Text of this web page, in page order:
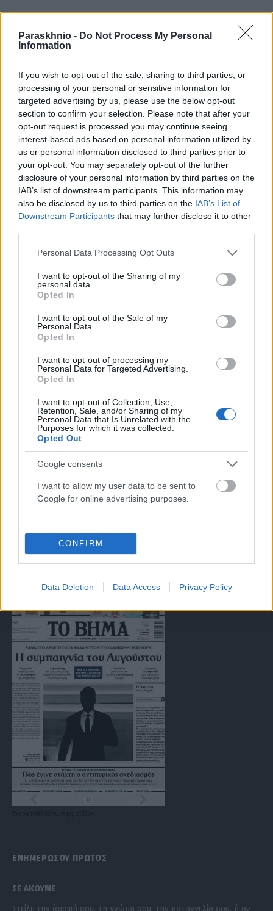
Paraskhnio - Do Not Process My Personal
Information
If you wish to opt-out of the sale, sharing to third parties, or
processing of your personal or sensitive information for
targeted advertising by us, please use the below opt-out
section to confirm your selection. Please note that after your
opt-out request is processed you may continue seeing
interest-based ads based on personal information utilized by
us or personal information disclosed to third parties prior to
your opt-out. You may separately opt-out of the further
disclosure of your personal information by third parties on the
IAB’s list of downstream participants. This information may
also be disclosed by us to third parties on the IAB’s List of
Downstream Participants that may further disclose it to other
Please note that this website/app uses one or more Google
not limited to your visit or usage behaviour. You may click to
grant or deny consent to Google and its third-party tags to
use your data for below specified purposes in below Google
consent section.
Personal Data Processing Opt Outs
I want to opt-out of the Sharing of my
personal data.
Opted In
I want to opt-out of the Sale of my
Personal Data.
Opted In
I want to opt-out of processing my
Personal Data for Targeted Advertising.
Opted In
I want to opt-out of Collection, Use,
Retention, Sale, and/or Sharing of my
Personal Data that Is Unrelated with the
Purposes for which it was collected.
Opted Out
Google consents
I want to allow my user data to be sent to
Google for online advertising purposes.
CONFIRM
Data Deletion Data Access Privacy Policy
ΣΧΕΤΙΚΑ ΜΕ ΕΜΑΣ
Η εταιρεία με την επωνυμία “POLITICAL MEDIA GROUP A.E.” και κατ’
συμμορφώνονται με τη Σύσταση (ΕΕ) 2018/334 της Επιτροπής της 1ης
Μαρτίου 2018 σχετικά με τα μέτρα για την αποτελεσματική
Μοναδικός αριθμός Μ.Η.Τ. 262047
press@paraskhnio.gr
Τηλέφωνο:
210 9580876
(Twitter)
ΕΝΗΜΕΡΩΣΟΥ ΠΡΩΤΟΣ
ΣΕ ΑΚΟΥΜΕ
Στείλε την άποψή σου, τη γνώμη σου, την καταγγελία σου, ή αν